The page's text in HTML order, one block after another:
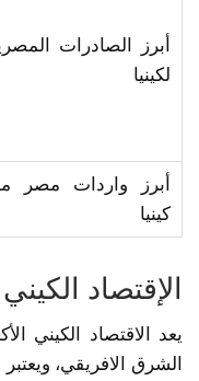
أبرز الصادرات
لكينيا
أبرز واردات مصر
كينيا
الإقتصاد الكيني
يعد الاقتصاد الكيني
الشرق الافريقي،